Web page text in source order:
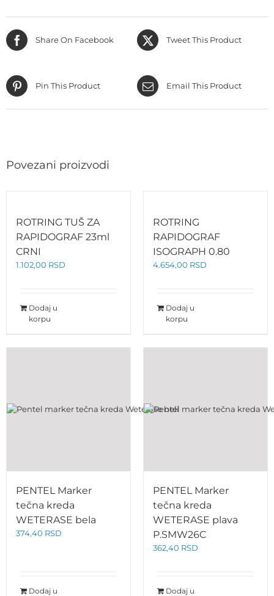
Share On Facebook Tweet This Product
Pin This Product Email This Product
Povezani proizvodi
ROTRING TUŠ ZA
RAPIDOGRAF 23ml
CRNI
1.102,00 RSD
Dodaj u
korpu
ROTRING
RAPIDOGRAF
ISOGRAPH 0.80
4.654,00 RSD
Dodaj u
korpu
PENTEL Marker
tečna kreda
WETERASE bela
374,40 RSD
Dodaj u
PENTEL Marker
tečna kreda
WETERASE plava
P.SMW26C
362,40 RSD
Dodaj u